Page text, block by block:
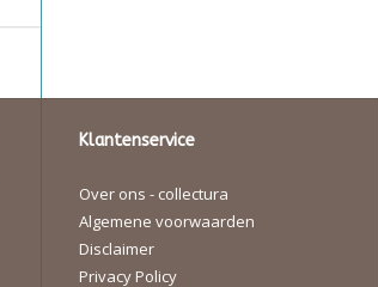
Klantenservice
Over ons - collectura
Algemene voorwaarden
Disclaimer
Privacy Policy